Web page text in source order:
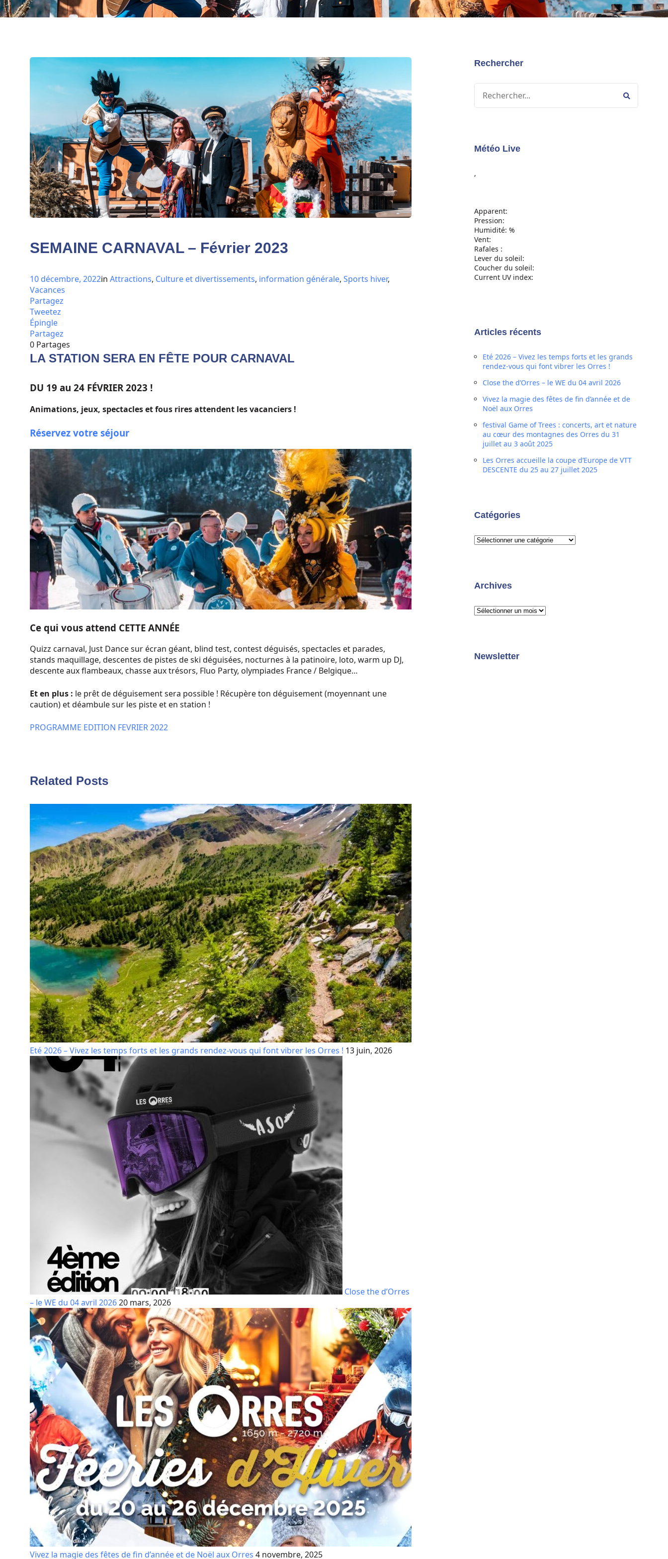
SEMAINE CARNAVAL – Février 2023
10 décembre, 2022in Attractions, Culture et divertissements, information générale, Sports hiver,
Vacances
Partagez
Tweetez
Épingle
Partagez
0 Partages
LA STATION SERA EN FÊTE POUR CARNAVAL
DU 19 au 24 FÉVRIER 2023 !
Animations, jeux, spectacles et fous rires attendent les vacanciers !
Réservez votre séjour
Ce qui vous attend CETTE ANNÉE
Quizz carnaval, Just Dance sur écran géant, blind test, contest déguisés, spectacles et parades,
stands maquillage, descentes de pistes de ski déguisées, nocturnes à la patinoire, loto, warm up DJ,
descente aux flambeaux, chasse aux trésors, Fluo Party, olympiades France / Belgique…
Et en plus : le prêt de déguisement sera possible ! Récupère ton déguisement (moyennant une
caution) et déambule sur les piste et en station !
PROGRAMME EDITION FEVRIER 2022
Related Posts
Eté 2026 – Vivez les temps forts et les grands rendez-vous qui font vibrer les Orres ! 13 juin, 2026
Close the d’Orres
– le WE du 04 avril 202620 mars, 2026
Vivez la magie des fêtes de fin d’année et de Noël aux Orres 4 novembre, 2025
Rechercher
Météo Live
,
Apparent:
Pression:
Humidité: %
Vent:
Rafales :
Lever du soleil:
Coucher du soleil:
Current UV index:
Articles récents
Eté 2026 – Vivez les temps forts et les grands
rendez-vous qui font vibrer les Orres !
Close the d’Orres – le WE du 04 avril 2026
Vivez la magie des fêtes de fin d’année et de
Noël aux Orres
festival Game of Trees : concerts, art et nature
au cœur des montagnes des Orres du 31
juillet au 3 août 2025
Les Orres accueille la coupe d’Europe de VTT
DESCENTE du 25 au 27 juillet 2025
Catégories
Archives
Newsletter